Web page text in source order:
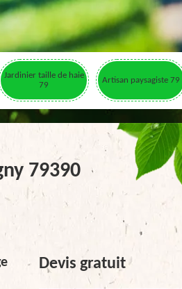
Jardinier taille de haie
79
Artisan paysagiste 79
79390
Devis gratuit